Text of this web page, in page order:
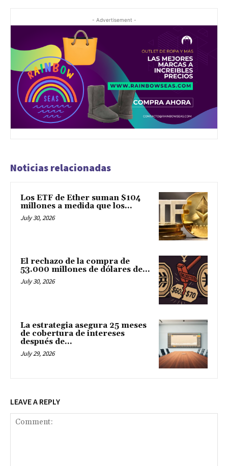
- Advertisement -
Noticias relacionadas
Los ETF de Ether suman $104
millones a medida que los...
July 30, 2026
El rechazo de la compra de
53.000 millones de dólares de...
July 30, 2026
La estrategia asegura 25 meses
de cobertura de intereses
después de...
July 29, 2026
LEAVE A REPLY